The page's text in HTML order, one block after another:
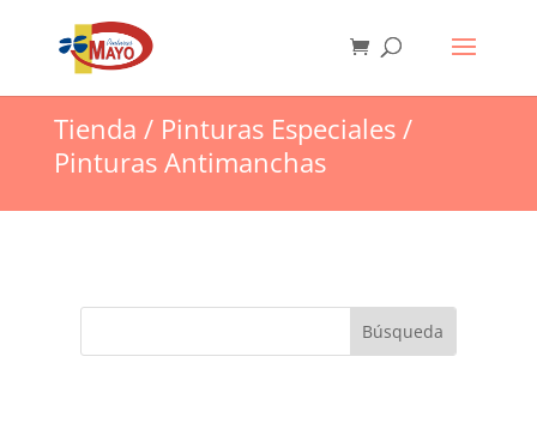
Tienda / Pinturas Especiales/
Pinturas Antimanchas